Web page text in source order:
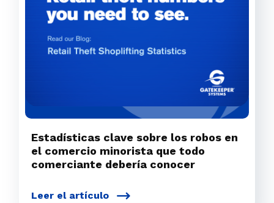
Estadísticas clave sobre los robos en
el comercio minorista que todo
comerciante debería conocer
Leer el artículo